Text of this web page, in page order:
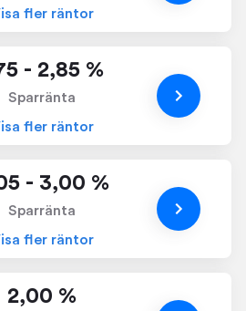
fler räntor
- 2,85 %
Sparränta
fler räntor
- 3,00 %
Sparränta
fler räntor
2,00 %